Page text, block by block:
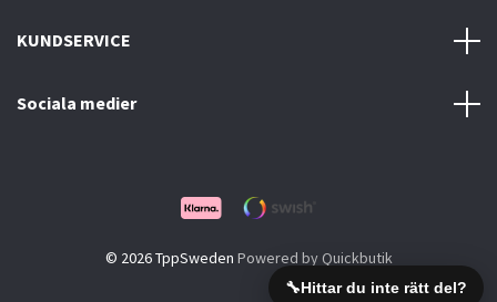
🔧Hittar du inte rätt del?
KUNDSERVICE
Sociala medier
© 2026 TppSweden Powered by Quickbutik